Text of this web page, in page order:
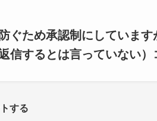
ぐため承認制にしていま
信するとは言っていない）
する